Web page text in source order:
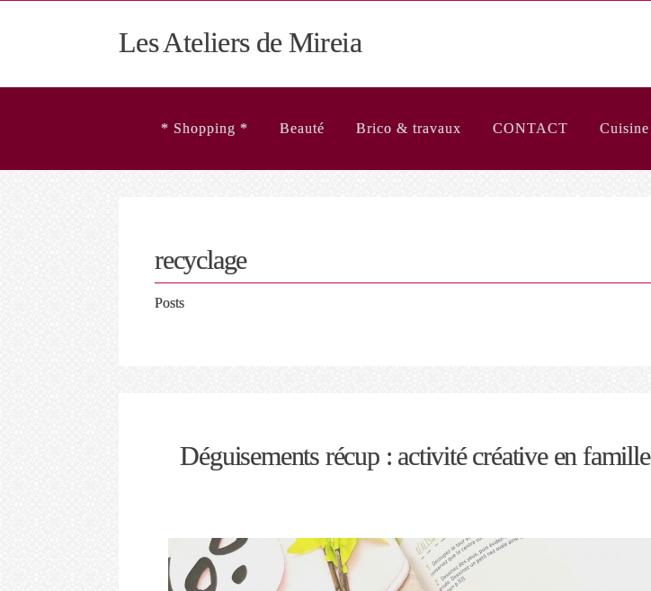
Les Ateliers de Mireia
* Shopping * Beauté Brico & travaux CONTACT Cuisine
recyclage
Posts
Déguisements récup : activité créative en famille